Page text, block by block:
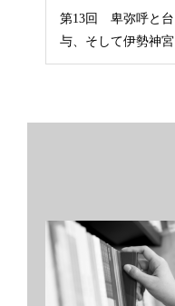
第13回 卑弥呼と台
与、そして伊勢神宮